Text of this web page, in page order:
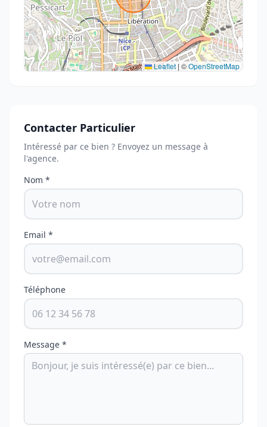
Leaflet | ©OpenStreetMap
Contacter Particulier
Intéressé par ce bien ? Envoyez un message à
l'agence.
Nom *
Email *
Téléphone
Message *